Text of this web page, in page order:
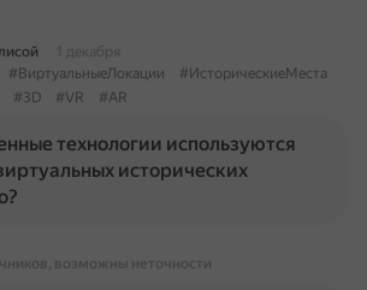
1 декабря
#ВиртуальныеЛокации
#ИсторическиеМеста
#3D #VR #AR
технологии используются
исторических
возможны неточности